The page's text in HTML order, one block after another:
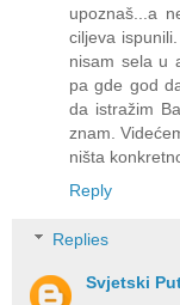
upoznaš...a
ciljeva
nisam sela u
pa gde god
da istražim
znam.
ništa
Reply
Replies
Svjetski